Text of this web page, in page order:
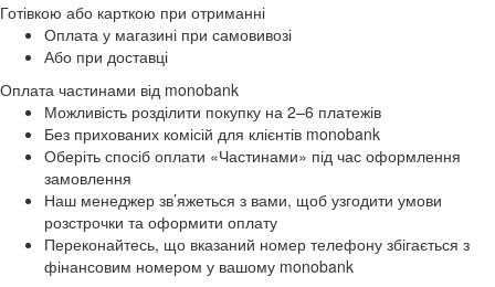
Готівкою або карткою при отриманні
Оплата у магазині при самовивозі
Або при доставці
Оплата частинами від monobank
Можливість розділити покупку на 2–6 платежів
Без прихованих комісій для клієнтів monobank
Оберіть спосіб оплати «Частинами» під час оформлення
замовлення
Наш менеджер зв’яжеться з вами, щоб узгодити умови
розстрочки та оформити оплату
Переконайтесь, що вказаний номер телефону збігається з
фінансовим номером у вашому monobank